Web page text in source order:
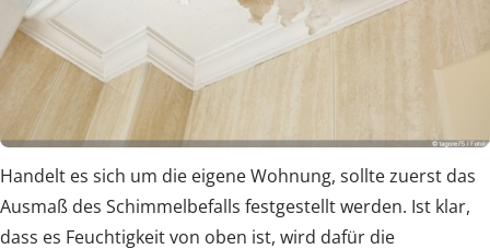
Handelt es sich um die eigene Wohnung, sollte zuerst das
Ausmaß des Schimmelbefalls festgestellt werden. Ist klar,
dass es Feuchtigkeit von oben ist, wird dafür die